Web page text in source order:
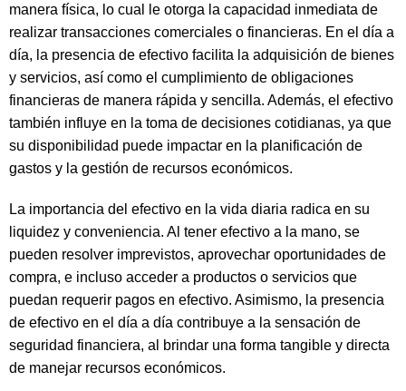
manera física, lo cual le otorga la capacidad inmediata de
realizar transacciones comerciales o financieras. En el día a
día, la presencia de efectivo facilita la adquisición de bienes
y servicios, así como el cumplimiento de obligaciones
financieras de manera rápida y sencilla. Además, el efectivo
también influye en la toma de decisiones cotidianas, ya que
su disponibilidad puede impactar en la planificación de
gastos y la gestión de recursos económicos.
La importancia del efectivo en la vida diaria radica en su
liquidez y conveniencia. Al tener efectivo a la mano, se
pueden resolver imprevistos, aprovechar oportunidades de
compra, e incluso acceder a productos o servicios que
puedan requerir pagos en efectivo. Asimismo, la presencia
de efectivo en el día a día contribuye a la sensación de
seguridad financiera, al brindar una forma tangible y directa
de manejar recursos económicos.